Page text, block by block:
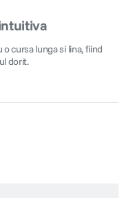
cursa lunga si lina, fiind
dorit.